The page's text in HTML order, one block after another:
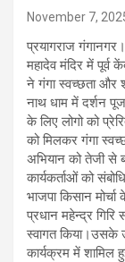
November 7,
प्रयागराज
महादेव मंदिर में पूर्व
ने गंगा स्वच्छता और
नाथ धाम में दर्शन
के लिए लोगो को
को मिलकर गंगा
अभियान को तेजी से
कार्यकर्ताओं को
भाजपा किसान
प्रधान महेन्द्र
स्वागत किया।उसके
कार्यक्रम में शामिल